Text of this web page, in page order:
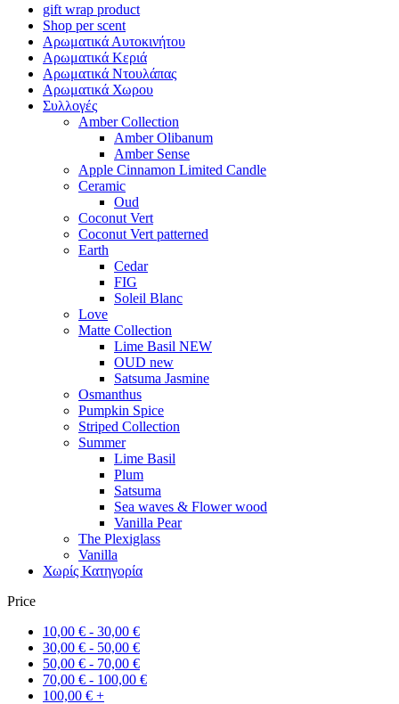
gift wrap product
Shop per scent
Αρωματικά Αυτοκινήτου
Αρωματικά Κεριά
Αρωματικά Ντουλάπας
Αρωματικά Χωρου
Συλλογές
Amber Collection
Amber Olibanum
Amber Sense
Apple Cinnamon Limited Candle
Ceramic
Oud
Coconut Vert
Coconut Vert patterned
Earth
Cedar
FIG
Soleil Blanc
Love
Matte Collection
Lime Basil NEW
OUD new
Satsuma Jasmine
Osmanthus
Pumpkin Spice
Striped Collection
Summer
Lime Basil
Plum
Satsuma
Sea waves & Flower wood
Vanilla Pear
The Plexiglass
Vanilla
Χωρίς Κατηγορία
Price
10,00 € - 30,00 €
30,00 € - 50,00 €
50,00 € - 70,00 €
70,00 € - 100,00 €
100,00 € +